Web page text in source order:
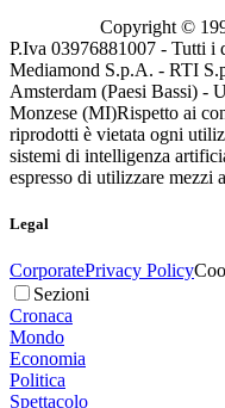
Copyright ©
P.Iva 03976881007 - Tutti i
Mediamond S.p.A. - RTI
Amsterdam (Paesi Bassi) -
Monzese (MI)Rispetto ai
riprodotti è vietata ogni
sistemi di intelligenza
espresso di utilizzare mezzi
Legal
CorporatePrivacy Policy
Sezioni
Cronaca
Mondo
Economia
Politica
Spettacolo